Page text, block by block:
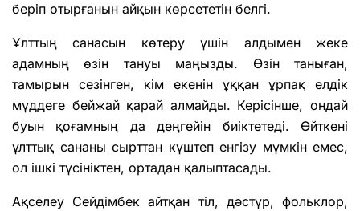
беріп отырғанын айқын көрсететін белгі.
Ұлттың санасын көтеру үшін алдымен жеке
адамның өзін тануы маңызды. Өзін таныған,
тамырын сезінген, кім екенін ұққан ұрпақ елдік
мүддеге бейжай қарай алмайды. Керісінше, ондай
буын қоғамның да деңгейін биіктетеді. Өйткені
ұлттық сананы сырттан күштеп енгізу мүмкін емес,
ол ішкі түсініктен, ортадан қалыптасады.
Ақселеу Сейдімбек айтқан тіл, дәстүр, фольклор,